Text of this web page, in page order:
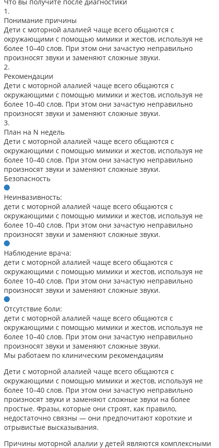
1.
Понимание причины
Дети с моторной алалией чаще всего общаются с
окружающими с помощью мимики и жестов, используя не
более 10–40 слов. При этом они зачастую неправильно
произносят звуки и заменяют сложные звуки.
2.
Рекомендации
Дети с моторной алалией чаще всего общаются с
окружающими с помощью мимики и жестов, используя не
более 10–40 слов. При этом они зачастую неправильно
произносят звуки и заменяют сложные звуки.
3.
План на N недель
Дети с моторной алалией чаще всего общаются с
окружающими с помощью мимики и жестов, используя не
более 10–40 слов. При этом они зачастую неправильно
произносят звуки и заменяют сложные звуки.
Безопасность
Неинвазивность:
дети с моторной алалией чаще всего общаются с
окружающими с помощью мимики и жестов, используя не
более 10–40 слов. При этом они зачастую неправильно
произносят звуки и заменяют сложные звуки.
Наблюдение врача:
дети с моторной алалией чаще всего общаются с
окружающими с помощью мимики и жестов, используя не
более 10–40 слов. При этом они зачастую неправильно
произносят звуки и заменяют сложные звуки.
Отсутствие боли:
дети с моторной алалией чаще всего общаются с
окружающими с помощью мимики и жестов, используя не
более 10–40 слов. При этом они зачастую неправильно
произносят звуки и заменяют сложные звуки.
Мы работаем по клиническим рекомендациям
Дети с моторной алалией чаще всего общаются с
окружающими с помощью мимики и жестов, используя не
более 10–40 слов. При этом они зачастую неправильно
произносят звуки и заменяют сложные звуки на более
простые. Фразы, которые они строят, как правило,
недостаточно связны — они предпочитают короткие и
отрывистые высказывания.
Причины моторной алалии у детей являются комплексными